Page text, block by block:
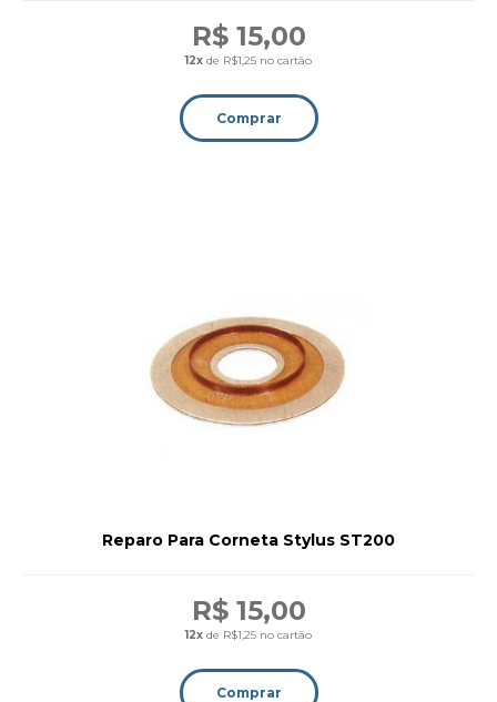
R$ 15,00
12x de R$1,25 no cartão
Comprar
Reparo Para Corneta Stylus ST200
R$ 15,00
12x de R$1,25 no cartão
Comprar